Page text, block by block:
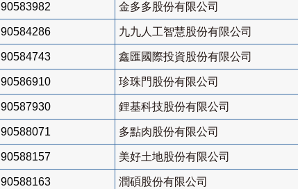
90583982 金多多股份有限公司
90584286 九九人工智慧股份有限公司
90584743 鑫匯國際投資股份有限公司
90586910 珍珠門股份有限公司
90587930 鋰基科技股份有限公司
90588071 多點肉股份有限公司
90588157 美好土地股份有限公司
90588163 潤碩股份有限公司